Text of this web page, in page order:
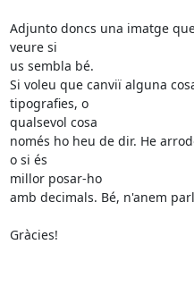
Adjunto doncs una imatge
veure si
us sembla bé.
Si voleu que canviï alguna
tipografies, o
qualsevol cosa
només ho heu de dir. He
o si és
millor posar-ho
amb decimals. Bé, n'anem
Gràcies!